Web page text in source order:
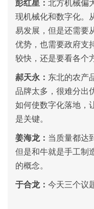
彭红星： 北方机械偏
现机械化和数字化。
易发展，但是还需要
优势，也需要政府支
较快，还是要看各个
郝天永： 东北的农产
品牌太多，很难分出
如何使数字化落地，
是关键。
姜海龙： 当质量都达
但是和牛就是手工制
的概念。
于合龙： 今天三个议